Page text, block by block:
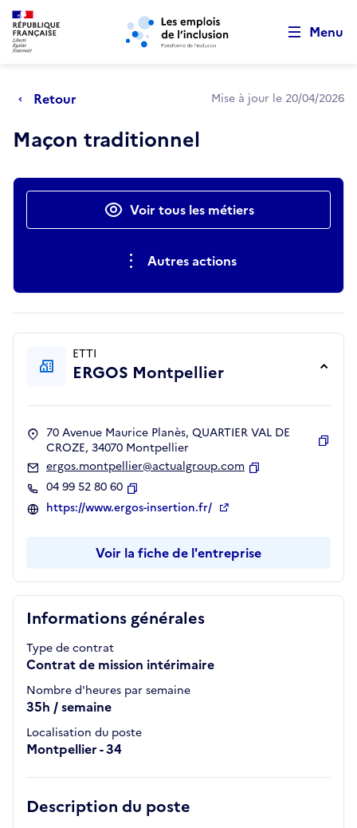
Aller au menu principal Aller au contenu principal
Menu
Retour Mise à jour le 20/04/2026
Maçon traditionnel
Actions rapidesVoir tous les métiers
Autres actions
Informations générales
Type de contrat
Contrat de mission intérimaire
Nombre d'heures par semaine
35h / semaine
Localisation du poste
Montpellier - 34
Description du poste
ETTI
ERGOS Montpellier
70 Avenue Maurice Planès, QUARTIER VAL DE
CROZE, 34070 Montpellier
ergos.montpellier@actualgroup.com
04 99 52 80 60
Copier
https://www.ergos-insertion.fr/
Voir la fiche de l'entreprise
Retour au début de la page
Panneau de gestion des cookies